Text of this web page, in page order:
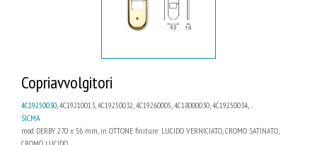
Copriavvolgitori
4C19250030, 4C19210013, 4C19250032, 4C19260005, 4C18000030, 4C19250034, ...
SICMA
mod. DERBY 270 x 56 mm, in OTTONE finiture: LUCIDO VERNICIATO, CROMO SATINATO,